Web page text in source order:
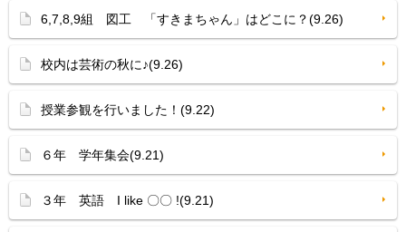
6,7,8,9組 図工 「すきまちゃん」はどこに？(9.26)
校内は芸術の秋に♪(9.26)
授業参観を行いました！(9.22)
６年 学年集会(9.21)
３年 英語 I like 〇〇 !(9.21)